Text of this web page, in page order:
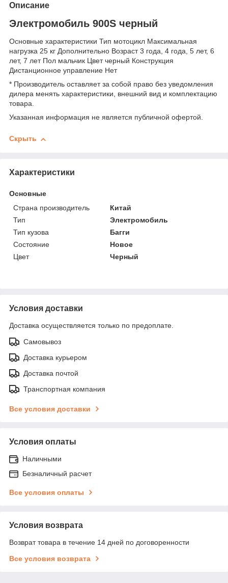
Описание
Электромобиль 900S черный
Основные характеристики Тип мотоцикл Максимальная
нагрузка 25 кг Дополнительно Возраст 3 года, 4 года, 5 лет, 6
лет, 7 лет Пол мальчик Цвет черный Конструкция
Дистанционное управление Нет
* Производитель оставляет за собой право без уведомления
дилера менять характеристики, внешний вид и комплектацию
товара.
Указанная информация не является публичной офертой.
Скрыть
Характеристики
Основные
Страна производитель
Китай
Тип
Электромобиль
Тип кузова
Багги
Состояние
Новое
Цвет
Черный
Условия доставки
Доставка осуществляется только по предоплате.
Самовывоз
Доставка курьером
Доставка почтой
Транспортная компания
Все условия доставки
Условия оплаты
Наличными
Безналичный расчет
Все условия оплаты
Условия возврата
Возврат товара в течение 14 дней по договоренности
Все условия возврата